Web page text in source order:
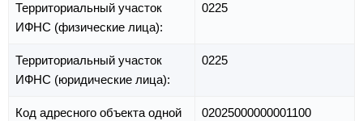
Территориальный участок
ИФНС (физические лица):
0225
Территориальный участок
ИФНС (юридические лица):
0225
Код адресного объекта одной
02025000000001100